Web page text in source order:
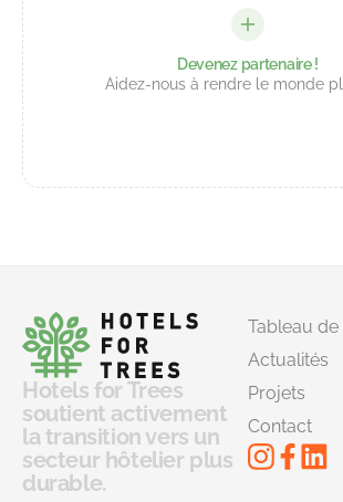
Devenez partenaire !
Aidez-nous à rendre le monde
Hotels for Trees
soutient activement
la transition vers un
secteur hôtelier plus
durable.
Tableau
Actualités
Projets
Contact